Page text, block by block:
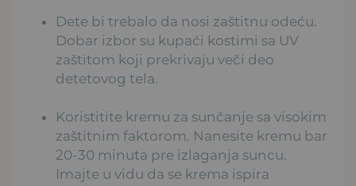
Dete bi trebalo da nosi zaštitnu odeću.
Dobar izbor su kupaći kostimi sa UV
zaštitom koji prekrivaju veči deo
detetovog tela.
Koristitite kremu za sunčanje sa visokim
zaštitnim faktorom. Nanesite kremu bar
20-30 minuta pre izlaganja suncu.
Imajte u vidu da se krema ispira